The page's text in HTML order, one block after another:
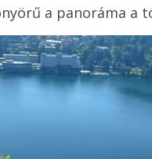
a panoráma a